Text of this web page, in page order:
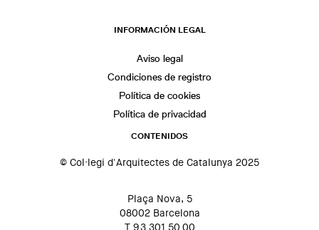
INFORMACIÓN LEGAL
Aviso legal
Condiciones de registro
Política de cookies
Política de privacidad
CONTENIDOS
© Col·legi d'Arquitectes de Catalunya 2025
Plaça Nova, 5
08002 Barcelona
T 93 301 50 00